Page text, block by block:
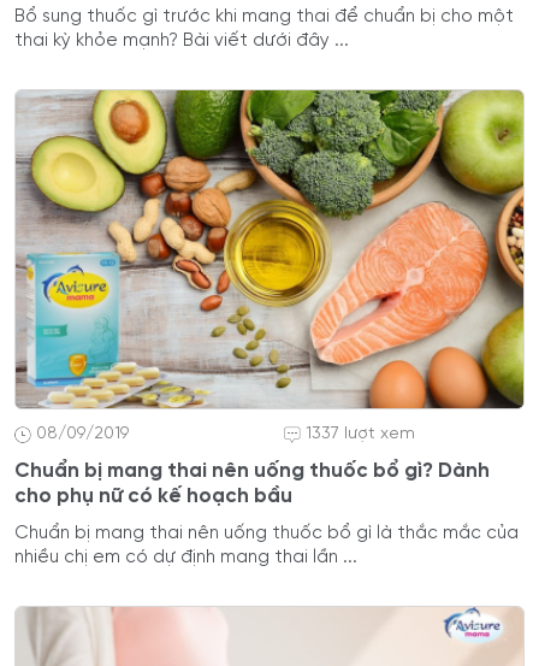
Bổ sung thuốc gì trước khi mang thai để chuẩn bị cho một
thai kỳ khỏe mạnh? Bài viết dưới đây ...
08/09/2019 1337 lượt xem
Chuẩn bị mang thai nên uống thuốc bổ gì? Dành
cho phụ nữ có kế hoạch bầu
Chuẩn bị mang thai nên uống thuốc bổ gì là thắc mắc của
nhiều chị em có dự định mang thai lần ...